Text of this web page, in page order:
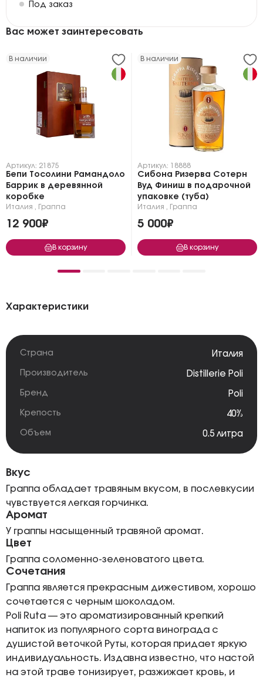
Под заказ
Вас может заинтересовать
В наличии
Артикул: 21875
Бепи Тосолини Рамандоло
Баррик в деревянной
коробке
Италия Граппа
12 900₽
В корзину
В наличии
Артикул: 18888
Сибона Ризерва Сотерн
Вуд Финиш в подарочной
упаковке (туба)
Италия Граппа
5 000₽
В корзину
Характеристики
Страна Италия
Производитель Distillerie Poli
Бренд Poli
Крепость 40%
Объем 0.5 литра
Вкус
Граппа обладает травяным вкусом, в послевкусии
чувствуется легкая горчинка.
Аромат
У граппы насыщенный травяной аромат.
Цвет
Граппа соломенно-зеленоватого цвета.
Сочетания
Граппа является прекрасным дижестивом, хорошо
сочетается с черным шоколадом.
Poli Ruta — это ароматизированный крепкий
напиток из популярного сорта винограда с
душистой веточкой Руты, которая придает яркую
индивидуальность. Издавна известно, что настой
на этой траве тонизирует, разжижает кровь, и